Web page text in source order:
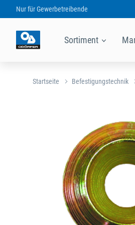
Nur fürGewerbetreibende
Sortiment
Startseite Befestigungstechnik